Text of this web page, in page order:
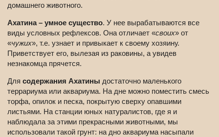
домашнего животного.
Ахатина – умное существо. У нее вырабатываются все
виды условных рефлексов. Она отличает «своих» от
«чужих», т.е. узнает и привыкает к своему хозяину.
Приветствует его, вылезая из раковины, а увидев
незнакомца прячется.
Для содержания Ахатины достаточно маленького
террариума или аквариума. На дне можно поместить смесь
торфа, опилок и песка, покрытую сверху опавшими
листьями. На станции юных натуралистов, где я и
наблюдала за этими прекрасными животными, мы
использовали такой грунт: на дно аквариума насыпали